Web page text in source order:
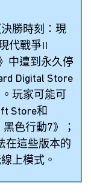
勝時刻：現
代戰爭II
中遭到永久停
Digital Store
玩家可能可
Store和
色行動7》；
在這些版本的
上模式。